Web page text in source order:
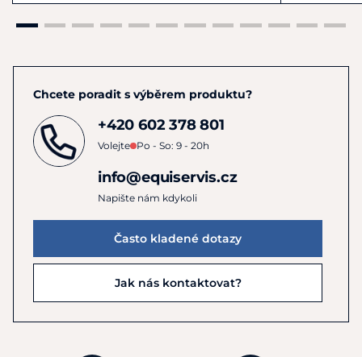
Chcete poradit s výběrem produktu?
+420 602 378 801
Volejte Po - So: 9 - 20h
info@equiservis.cz
Napište nám kdykoli
Často kladené dotazy
Jak nás kontaktovat?